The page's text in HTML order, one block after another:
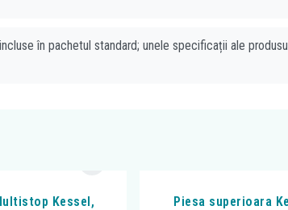
în pachetul standard; unele specificații ale
Kessel,
Piesa superioara